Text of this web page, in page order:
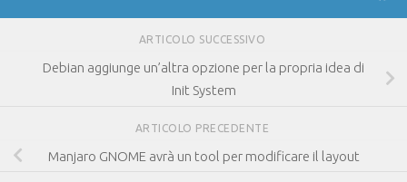
ARTICOLO SUCCESSIVO
Debian aggiunge un’altra opzione per la propria idea di
Init System
ARTICOLO PRECEDENTE
Manjaro GNOME avrà un tool per modificare il layout